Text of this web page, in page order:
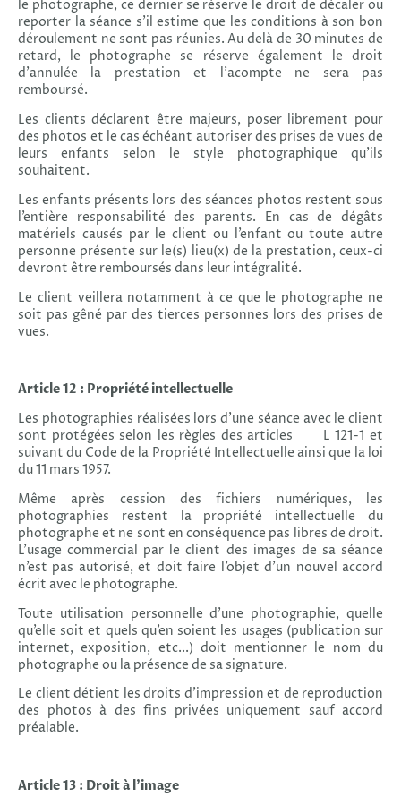
le photographe, ce dernier se réserve le droit de décaler ou
reporter la séance s’il estime que les conditions à son bon
déroulement ne sont pas réunies. Au delà de 30 minutes de
retard, le photographe se réserve également le droit
d’annulée la prestation et l'acompte ne sera pas
remboursé.
Les clients déclarent être majeurs, poser librement pour
des photos et le cas échéant autoriser des prises de vues de
leurs enfants selon le style photographique qu’ils
souhaitent.
Les enfants présents lors des séances photos restent sous
l’entière responsabilité des parents. En cas de dégâts
matériels causés par le client ou l’enfant ou toute autre
personne présente sur le(s) lieu(x) de la prestation, ceux-ci
devront être remboursés dans leur intégralité.
Le client veillera notamment à ce que le photographe ne
soit pas gêné par des tierces personnes lors des prises de
vues.
Article 12 : Propriété intellectuelle
Les photographies réalisées lors d’une séance avec le client
sont protégées selon les règles des articles L 121-1 et
suivant du Code de la Propriété Intellectuelle ainsi que la loi
du 11 mars 1957.
Même après cession des fichiers numériques, les
photographies restent la propriété intellectuelle du
photographe et ne sont en conséquence pas libres de droit.
L’usage commercial par le client des images de sa séance
n’est pas autorisé, et doit faire l’objet d’un nouvel accord
écrit avec le photographe.
Toute utilisation personnelle d’une photographie, quelle
qu’elle soit et quels qu’en soient les usages (publication sur
internet, exposition, etc...) doit mentionner le nom du
photographe ou la présence de sa signature.
Le client détient les droits d’impression et de reproduction
des photos à des fins privées uniquement sauf accord
préalable.
Article 13 : Droit à l’image